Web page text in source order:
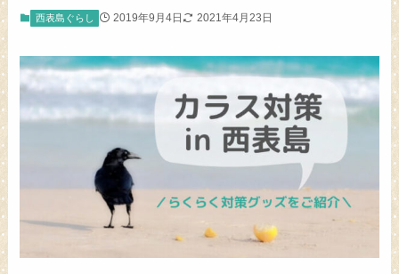
西表島ぐらし 2019年9月4日 2021年4月23日